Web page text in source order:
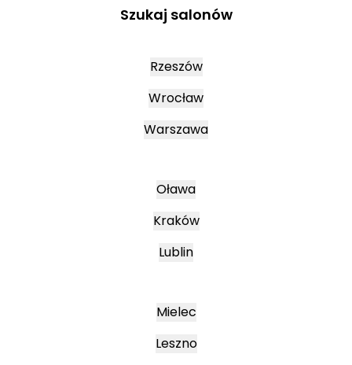
Szukaj salonów
Rzeszów
Wrocław
Warszawa
Oława
Kraków
Lublin
Mielec
Leszno